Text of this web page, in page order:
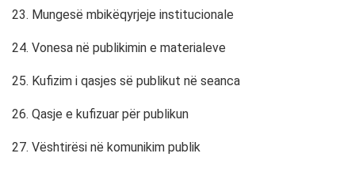
23. Mungesë mbikëqyrjeje institucionale
24. Vonesa në publikimin e materialeve
25. Kufizim i qasjes së publikut në seanca
26. Qasje e kufizuar për publikun
27. Vështirësi në komunikim publik